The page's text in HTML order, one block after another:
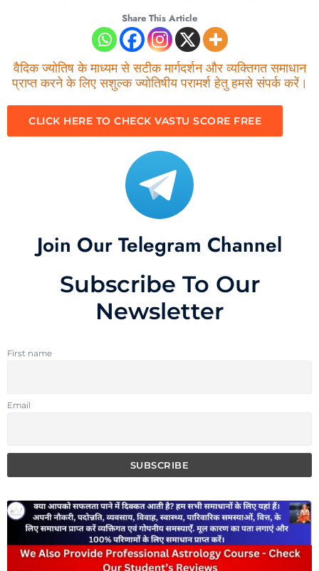
Share This Article
वैदिक ज्योतिष के माध्यम से सटीक मार्गदर्शन और व्यक्तिगत समाधान
प्राप्त करने के लिए सशुल्क ज्योतिषीय परामर्श हेतु हमसे संपर्क करें।
CLICK HERE TO CHECK VASTU SCORE FREE
Join Our Telegram Channel
Subscribe To Our
Newsletter
First name
Email